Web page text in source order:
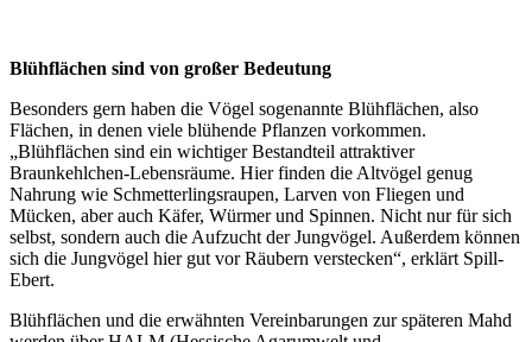
Blühflächen sind von großer Bedeutung
Besonders gern haben die Vögel sogenannte Blühflächen, also
Flächen, in denen viele blühende Pflanzen vorkommen.
„Blühflächen sind ein wichtiger Bestandteil attraktiver
Braunkehlchen-Lebensräume. Hier finden die Altvögel genug
Nahrung wie Schmetterlingsraupen, Larven von Fliegen und
Mücken, aber auch Käfer, Würmer und Spinnen. Nicht nur für sich
selbst, sondern auch die Aufzucht der Jungvögel. Außerdem können
sich die Jungvögel hier gut vor Räubern verstecken“, erklärt Spill-
Ebert.
Blühflächen und die erwähnten Vereinbarungen zur späteren Mahd